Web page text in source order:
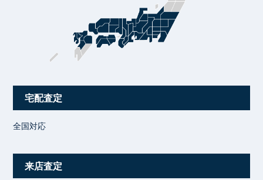
宅配査定
全国対応
来店査定